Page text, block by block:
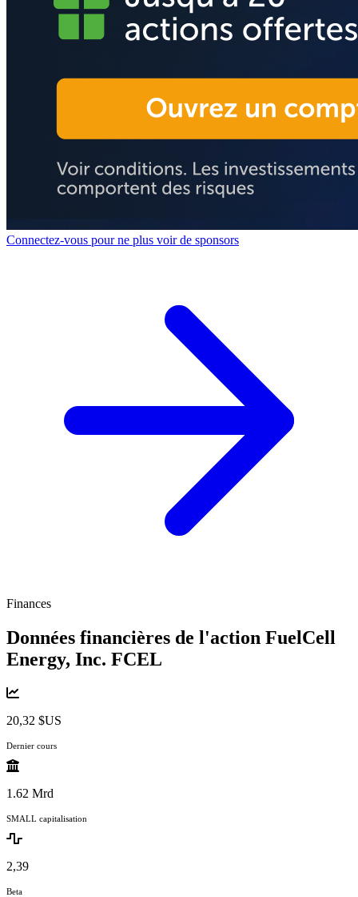
Connectez-vous pour ne plus voir de sponsors
Finances
Données financières de l'action FuelCell
Energy, Inc. FCEL
20,32 $US
Dernier cours
1.62 Mrd
SMALL capitalisation
2,39
Beta